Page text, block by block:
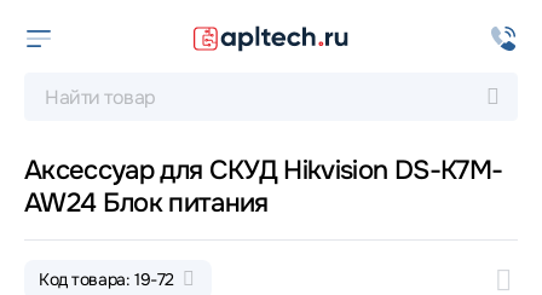
Аксессуар для СКУД Hikvision DS-K7M-
AW24 Блок питания
Код товара: 19-72